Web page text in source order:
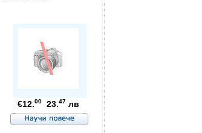
€12.0023.47 лв